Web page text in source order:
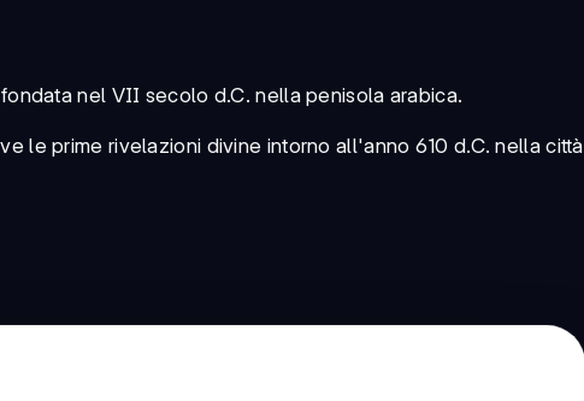
nel VII secolo d.C. nella penisola arabica.
le prime rivelazioni divine intorno all'anno 610 d.C. nella città